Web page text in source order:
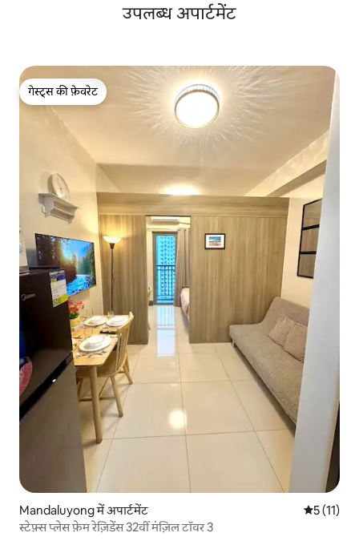
उपलब्ध अपार्टमेंट
गेस्ट्स की फ़ेवरेट
गेस्ट्स की फ़ेवरेट
Mandaluyong में अपार्टमेंट औसत रेटिंग
5 (11)
स्टेफ़्स प्लेस फ़ेम रेज़िडेंस 32वीं मंज़िल टॉवर 3